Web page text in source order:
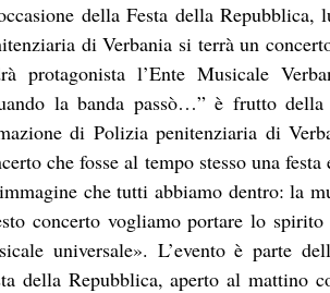
della Festa della
di Verbania si terrà un
protagonista l’Ente Musicale
la banda passò…” è frutto
di Polizia penitenziaria di
che fosse al tempo stesso una
che tutti abbiamo dentro: la
concerto vogliamo portare lo
universale». L’evento è parte
della Repubblica, aperto al mattino